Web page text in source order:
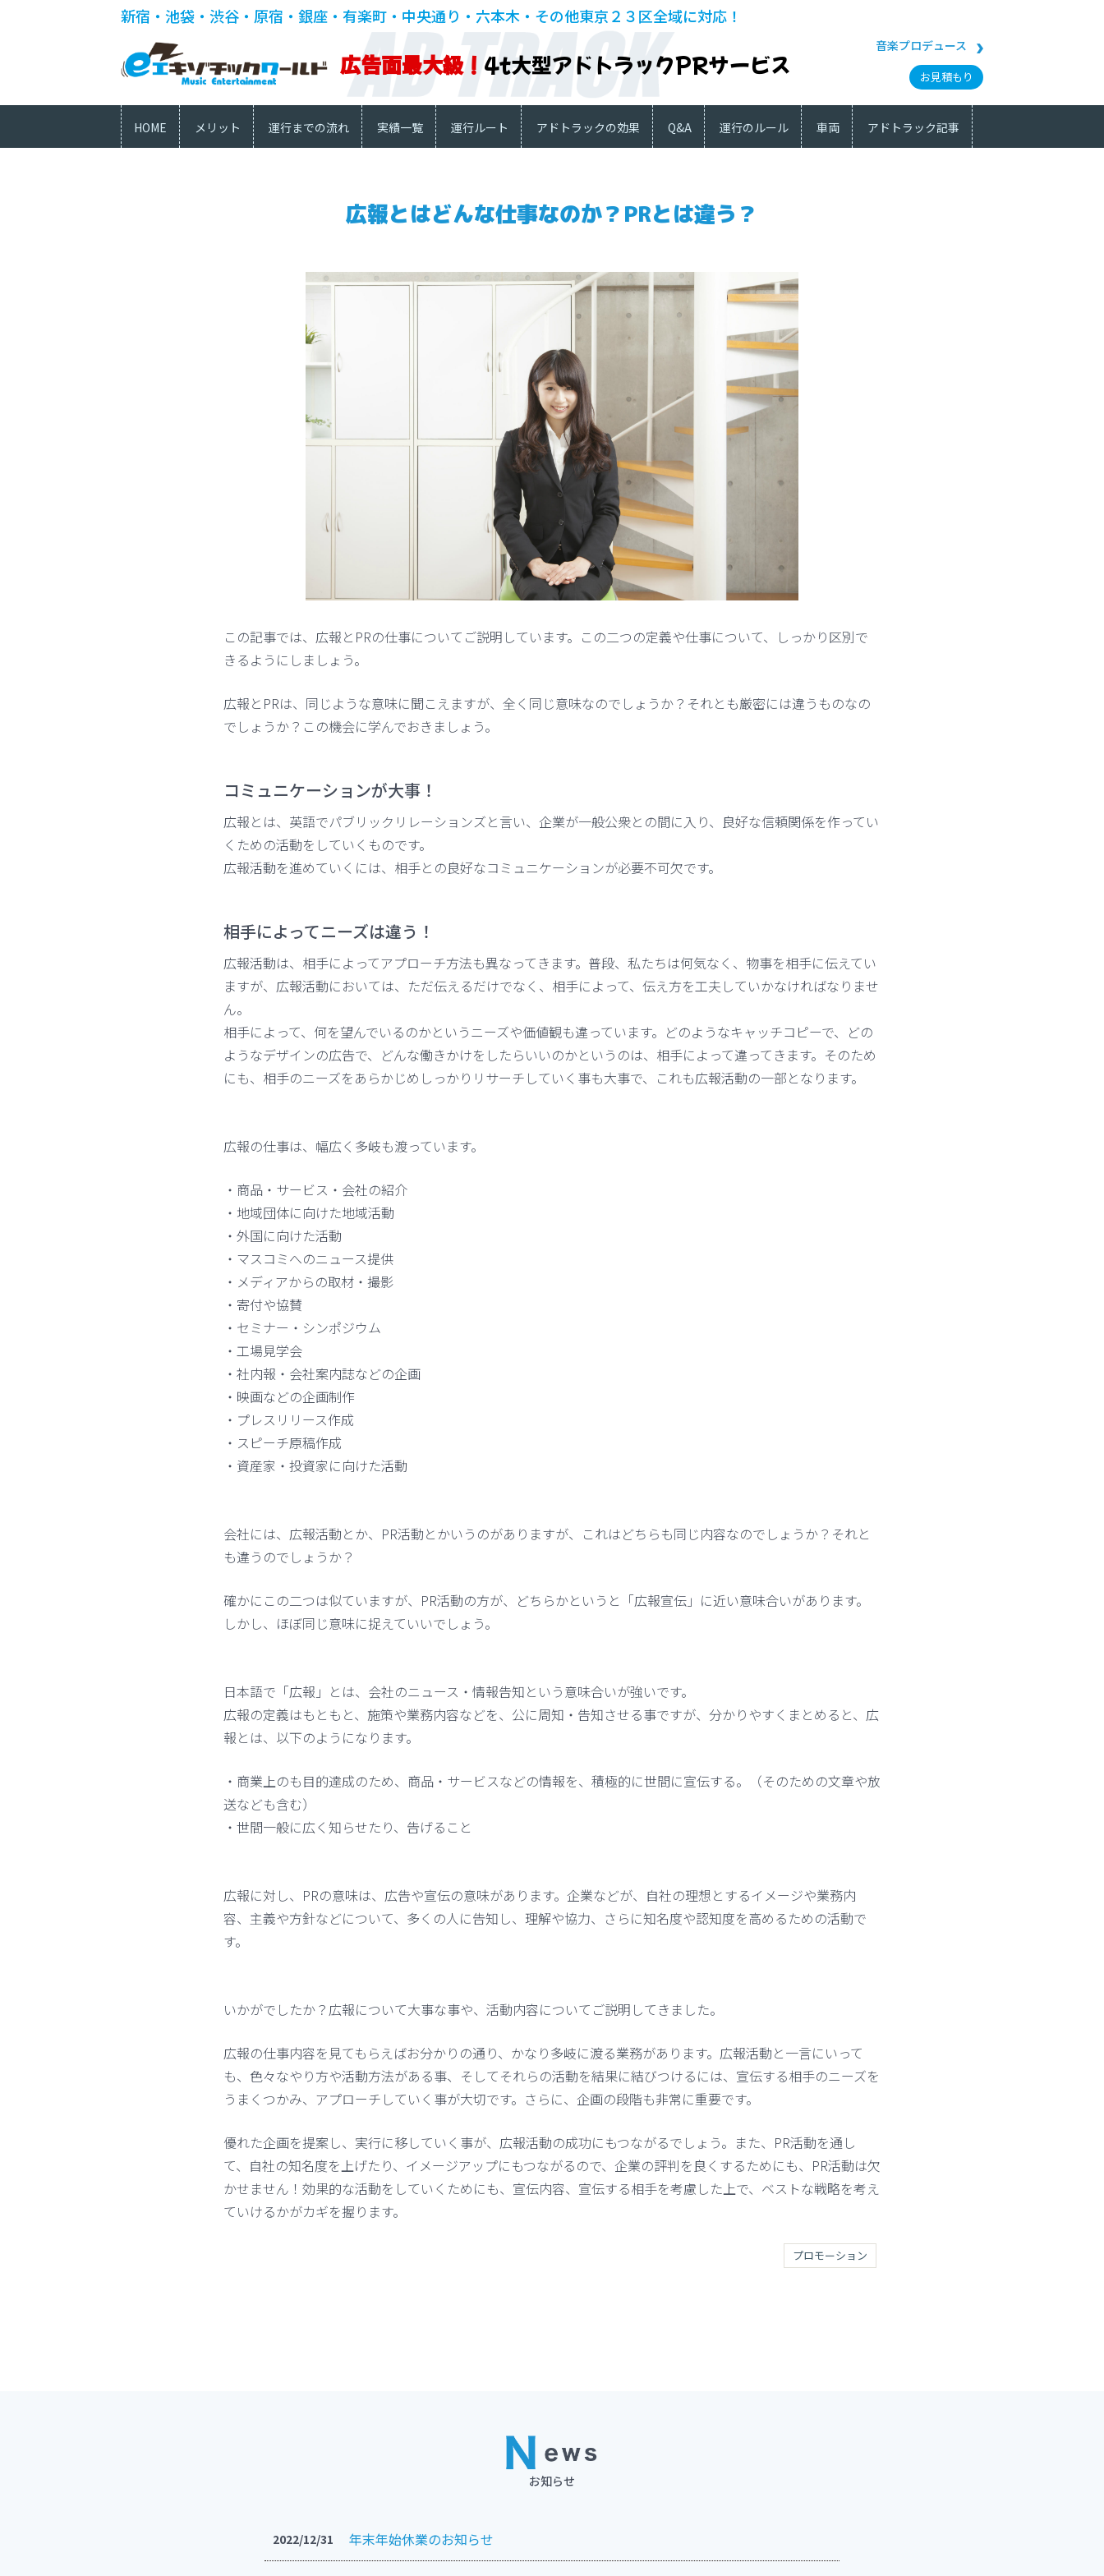
新宿・池袋・渋谷・原宿・銀座・有楽町・中央通り・六本木・その他東京２３区全域に対応！
広告面最大級！ 4t大型アドトラックPRサービス
音楽プロデュース
お見積もり
HOME メリット 運行までの流れ 実績一覧 運行ルート アドトラックの効果 Q&A 運行のルール 車両 アドトラック記事
広報とはどんな仕事なのか？PRとは違う？
この記事では、広報とPRの仕事についてご説明しています。この二つの定義や仕事について、しっかり区別で
きるようにしましょう。
広報とPRは、同じような意味に聞こえますが、全く同じ意味なのでしょうか？それとも厳密には違うものなの
でしょうか？この機会に学んでおきましょう。
コミュニケーションが大事！
広報とは、英語でパブリックリレーションズと言い、企業が一般公衆との間に入り、良好な信頼関係を作ってい
くための活動をしていくものです。
広報活動を進めていくには、相手との良好なコミュニケーションが必要不可欠です。
相手によってニーズは違う！
広報活動は、相手によってアプローチ方法も異なってきます。普段、私たちは何気なく、物事を相手に伝えてい
ますが、広報活動においては、ただ伝えるだけでなく、相手によって、伝え方を工夫していかなければなりませ
ん。
相手によって、何を望んでいるのかというニーズや価値観も違っています。どのようなキャッチコピーで、どの
ようなデザインの広告で、どんな働きかけをしたらいいのかというのは、相手によって違ってきます。そのため
にも、相手のニーズをあらかじめしっかりリサーチしていく事も大事で、これも広報活動の一部となります。
広報の仕事は、幅広く多岐も渡っています。
・商品・サービス・会社の紹介
・地域団体に向けた地域活動
・外国に向けた活動
・マスコミへのニュース提供
・メディアからの取材・撮影
・寄付や協賛
・セミナー・シンポジウム
・工場見学会
・社内報・会社案内誌などの企画
・映画などの企画制作
・プレスリリース作成
・スピーチ原稿作成
・資産家・投資家に向けた活動
会社には、広報活動とか、PR活動とかいうのがありますが、これはどちらも同じ内容なのでしょうか？それと
も違うのでしょうか？
確かにこの二つは似ていますが、PR活動の方が、どちらかというと「広報宣伝」に近い意味合いがあります。
しかし、ほぼ同じ意味に捉えていいでしょう。
日本語で「広報」とは、会社のニュース・情報告知という意味合いが強いです。
広報の定義はもともと、施策や業務内容などを、公に周知・告知させる事ですが、分かりやすくまとめると、広
報とは、以下のようになります。
・商業上のも目的達成のため、商品・サービスなどの情報を、積極的に世間に宣伝する。（そのための文章や放
送なども含む）
・世間一般に広く知らせたり、告げること
広報に対し、PRの意味は、広告や宣伝の意味があります。企業などが、自社の理想とするイメージや業務内
容、主義や方針などについて、多くの人に告知し、理解や協力、さらに知名度や認知度を高めるための活動で
す。
いかがでしたか？広報について大事な事や、活動内容についてご説明してきました。
広報の仕事内容を見てもらえばお分かりの通り、かなり多岐に渡る業務があります。広報活動と一言にいって
も、色々なやり方や活動方法がある事、そしてそれらの活動を結果に結びつけるには、宣伝する相手のニーズを
うまくつかみ、アプローチしていく事が大切です。さらに、企画の段階も非常に重要です。
優れた企画を提案し、実行に移していく事が、広報活動の成功にもつながるでしょう。また、PR活動を通し
て、自社の知名度を上げたり、イメージアップにもつながるので、企業の評判を良くするためにも、PR活動は欠
かせません！効果的な活動をしていくためにも、宣伝内容、宣伝する相手を考慮した上で、ベストな戦略を考え
ていけるかがカギを握ります。
プロモーション
お知らせ
2022/12/31 年末年始休業のお知らせ